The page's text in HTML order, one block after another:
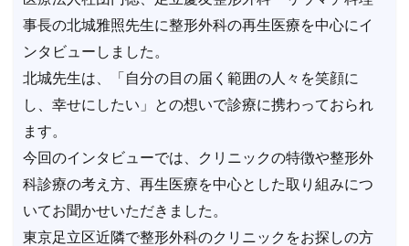
事長の北城雅照先生に整形外科の再生医療を中心にイ
ンタビューしました。
北城先生は、「自分の目の届く範囲の人々を笑顔に
し、幸せにしたい」との想いで診療に携わっておられ
ます。
今回のインタビューでは、クリニックの特徴や整形外
科診療の考え方、再生医療を中心とした取り組みにつ
いてお聞かせいただきました。
東京足立区近隣で整形外科のクリニックをお探しの方